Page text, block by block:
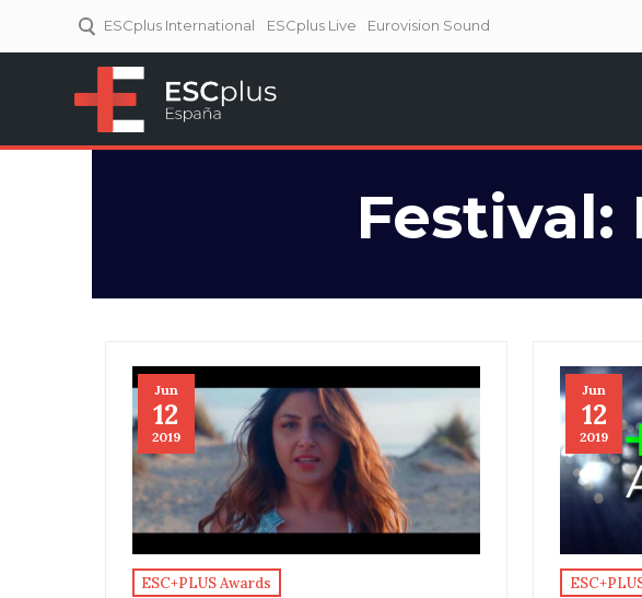
ESCplus International ESCplus Live Eurovision Sound
Festival:
Jun
12
2019
ESC+PLUS Awards
Jun
12
2019